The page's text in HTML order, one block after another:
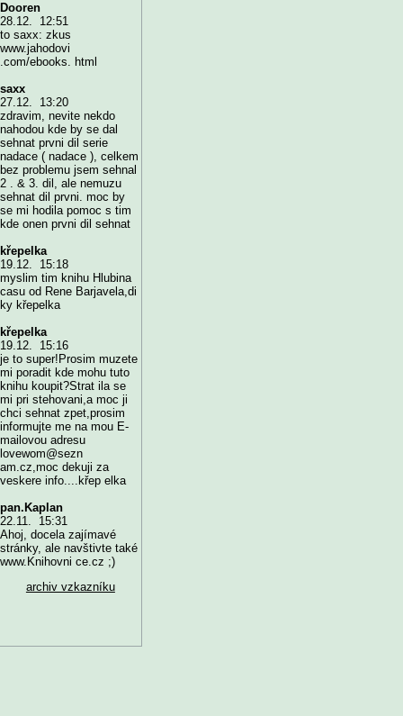
Dooren
28.12. 12:51
to saxx: zkus
www.jahodovi
.com/ebooks. html
saxx
27.12. 13:20
zdravim, nevite nekdo
nahodou kde by se dal
sehnat prvni dil serie
nadace ( nadace ), celkem
bez problemu jsem sehnal
2 . & 3. dil, ale nemuzu
sehnat dil prvni. moc by
se mi hodila pomoc s tim
kde onen prvni dil sehnat
křepelka
19.12. 15:18
myslim tim knihu Hlubina
casu od Rene Barjavela,di
ky křepelka
křepelka
19.12. 15:16
je to super!Prosim muzete
mi poradit kde mohu tuto
knihu koupit?Strat ila se
mi pri stehovani,a moc ji
chci sehnat zpet,prosim
informujte me na mou E-
mailovou adresu
lovewom@sezn
am.cz,moc dekuji za
veskere info....křep elka
pan.Kaplan
22.11. 15:31
Ahoj, docela zajímavé
stránky, ale navštivte také
www.Knihovni ce.cz ;)
archiv vzkazníku